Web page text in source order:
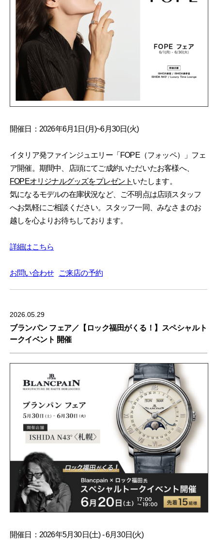
開催日：2026年6月1日(月)~6月30日(火)
イタリア発ファインジュエリー「FOPE（フォッペ）」フェ
ア開催。期間中、店頭にてご成約いただいたお客様へ、
FOPEオリジナルグッズをプレゼント いたします。
気になるモデルの在庫状況など、ご不明点は店頭スタッフ
へお気軽にご相談ください。スタッフ一同、みなさまのお
越しを心よりお待ちしております。
詳細はこちら
お問い合わせ ご来店の予約
2026.05.29
ブランパン フェア／【ロック福田がくる！】スペシャルト
ークイベント 開催
開催日：2026年5月30日(土) - 6月30日(火)